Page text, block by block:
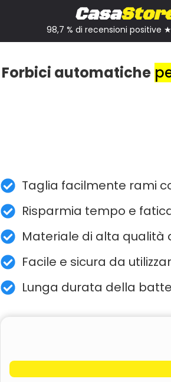
Casa
98,7 % di recensioni
Forbici automatiche
Taglia facilmente rami
Risparmia tempo e
Materiale di alta qualità
Facile e sicura da
Lunga durata della